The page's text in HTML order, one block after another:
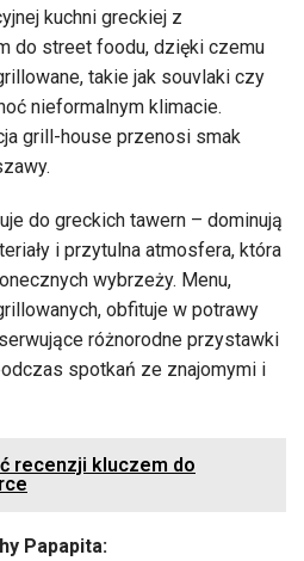
kuchni greckiej z
do street foodu, dzięki czemu
takie jak souvlaki czy
nieformalnym klimacie.
grill-house przenosi smak
do greckich tawern – dominują
i przytulna atmosfera, która
wybrzeży. Menu,
obfituje w potrawy
różnorodne przystawki
spotkań ze znajomymi i
recenzji kluczem do
Papapita: